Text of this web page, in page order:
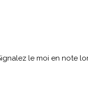
le moi en note